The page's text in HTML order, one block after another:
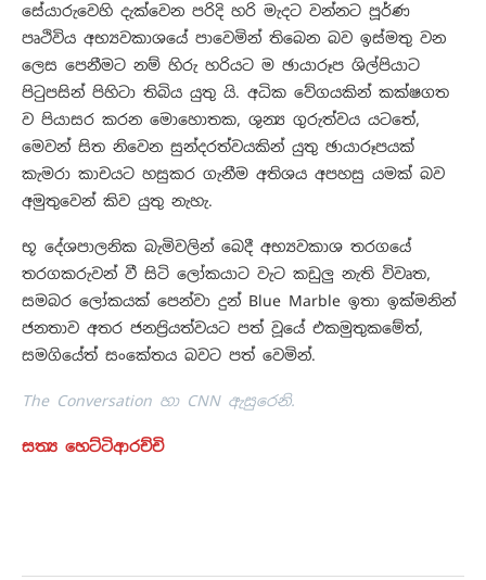
සේයාරුවෙහි දැක්වෙන පරිදි හරි මැදට වන්නට පූර්ණ
පෘථිවිය අභ්‍යවකාශයේ පාවෙමින් තිබෙන බව ඉස්මතු වන
ලෙස පෙනීමට නම් හිරු හරියට ම ඡායාරූප ශිල්පියාට
පිටුපසින් පිහිටා තිබිය යුතු යි. අධික වේගයකින් කක්ෂගත
ව පියාසර කරන මොහොතක, ශුන්‍ය ගුරුත්වය යටතේ,
මෙවන් සිත නිවෙන සුන්දරත්වයකින් යුතු ඡායාරූපයක්
කැමරා කාචයට හසුකර ගැනීම අතිශය අපහසු යමක් බව
අමුතුවෙන් කිව යුතු නැහැ.
භූ දේශපාලනික බැමිවලින් බෙදී අභ්‍යවකාශ තරගයේ
තරගකරුවන් වී සිටි ලෝකයාට වැට කඩුලු නැති විවෘත,
සමබර ලෝකයක් පෙන්වා දුන් Blue Marble ඉතා ඉක්මනින්
ජනතාව අතර ජනප්‍රියත්වයට පත් වූයේ එකමුතුකමේත්,
සමගියේත් සංකේතය බවට පත් වෙමින්.
The Conversation හා CNN ඇසුරෙනි.
සත්‍ය හෙට්ටිආරච්චි